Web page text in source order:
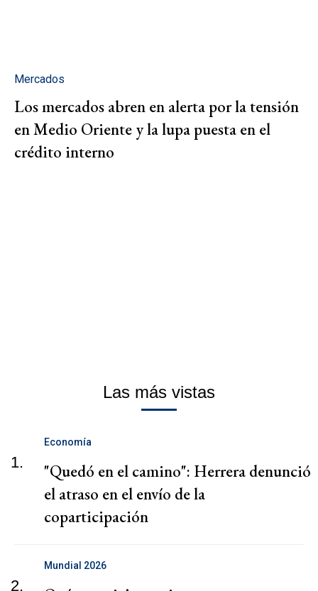
Mercados
Los mercados abren en alerta por la tensión
en Medio Oriente y la lupa puesta en el
crédito interno
Las más vistas
1.
Economía
"Quedó en el camino": Herrera denunció
el atraso en el envío de la
coparticipación
2.
Mundial 2026